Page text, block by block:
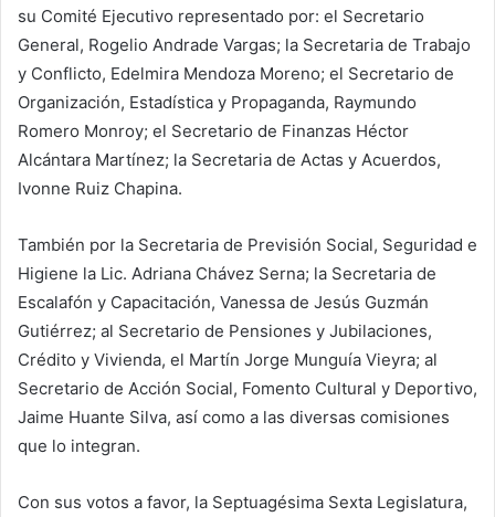
su Comité Ejecutivo representado por: el Secretario
General, Rogelio Andrade Vargas; la Secretaria de Trabajo
y Conflicto, Edelmira Mendoza Moreno; el Secretario de
Organización, Estadística y Propaganda, Raymundo
Romero Monroy; el Secretario de Finanzas Héctor
Alcántara Martínez; la Secretaria de Actas y Acuerdos,
Ivonne Ruiz Chapina.
También por la Secretaria de Previsión Social, Seguridad e
Higiene la Lic. Adriana Chávez Serna; la Secretaria de
Escalafón y Capacitación, Vanessa de Jesús Guzmán
Gutiérrez; al Secretario de Pensiones y Jubilaciones,
Crédito y Vivienda, el Martín Jorge Munguía Vieyra; al
Secretario de Acción Social, Fomento Cultural y Deportivo,
Jaime Huante Silva, así como a las diversas comisiones
que lo integran.
Con sus votos a favor, la Septuagésima Sexta Legislatura,